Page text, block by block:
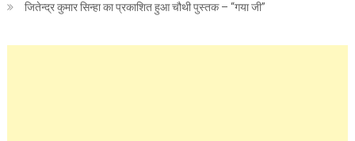
जितेन्द्र कुमार सिन्हा का प्रकाशित हुआ चौथी पुस्तक – “गया जी”